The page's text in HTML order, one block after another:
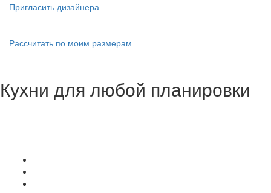
Пригласить дизайнера
Рассчитать по моим размерам
Кухни для любой планировки